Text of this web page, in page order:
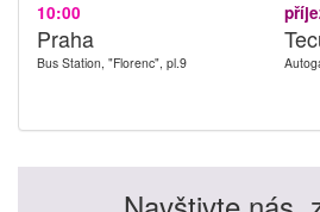
10:00
Praha
Bus Station, "Florenc", pl.9